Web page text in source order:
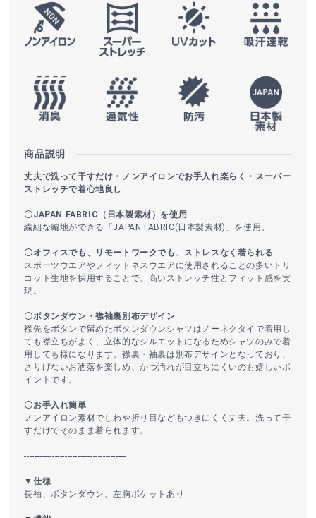
商品説明
丈夫で洗って干すだけ・ノンアイロンでお手入れ楽らく・スーパー
ストレッチで着心地良し
〇JAPAN FABRIC（日本製素材）を使用
繊細な編地ができる「JAPAN FABRIC(日本製素材)」を使用。
〇オフィスでも、リモートワークでも、ストレスなく着られる
スポーツウエアやフィットネスウエアに使用されることの多いトリ
コット生地を採用することで、高いストレッチ性とフィット感を実
現。
〇ボタンダウン・襟袖裏別布デザイン
襟先をボタンで留めたボタンダウンシャツはノーネクタイで着用し
ても襟立ちがよく、立体的なシルエットになるためシャツのみで着
用しても様になります。襟裏・袖裏は別布デザインとなっており、
さりげないお洒落を楽しめ、かつ汚れが目立ちにくいのも嬉しいポ
イントです。
〇お手入れ簡単
ノンアイロン素材でしわや折り目などもつきにくく丈夫。洗って干
すだけでそのまま着られます。
----------------------------------------
▼仕様
長袖、ボタンダウン、左胸ポケットあり